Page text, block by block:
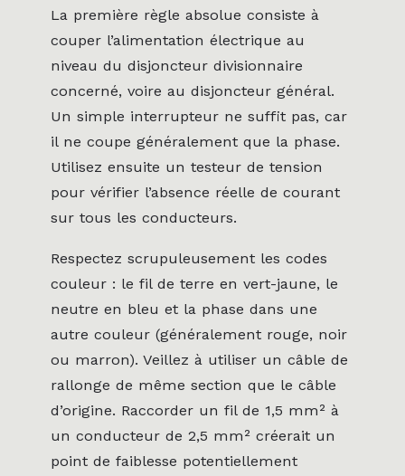
La première règle absolue consiste à
couper l’alimentation électrique au
niveau du disjoncteur divisionnaire
concerné, voire au disjoncteur général.
Un simple interrupteur ne suffit pas, car
il ne coupe généralement que la phase.
Utilisez ensuite un testeur de tension
pour vérifier l’absence réelle de courant
sur tous les conducteurs.
Respectez scrupuleusement les codes
couleur : le fil de terre en vert-jaune, le
neutre en bleu et la phase dans une
autre couleur (généralement rouge, noir
ou marron). Veillez à utiliser un câble de
rallonge de même section que le câble
d’origine. Raccorder un fil de 1,5 mm² à
un conducteur de 2,5 mm² créerait un
point de faiblesse potentiellement